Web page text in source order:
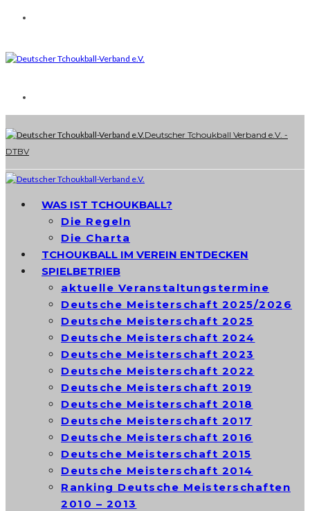
Deutscher Tchoukball Verband e.V. -
DTBV
WAS IST TCHOUKBALL?
Die Regeln
Die Charta
TCHOUKBALL IM VEREIN ENTDECKEN
SPIELBETRIEB
aktuelle Veranstaltungstermine
Deutsche Meisterschaft 2025/2026
Deutsche Meisterschaft 2025
Deutsche Meisterschaft 2024
Deutsche Meisterschaft 2023
Deutsche Meisterschaft 2022
Deutsche Meisterschaft 2019
Deutsche Meisterschaft 2018
Deutsche Meisterschaft 2017
Deutsche Meisterschaft 2016
Deutsche Meisterschaft 2015
Deutsche Meisterschaft 2014
Ranking Deutsche Meisterschaften
2010 – 2013